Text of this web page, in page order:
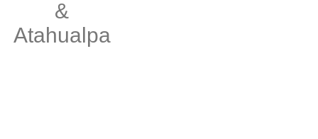
&
Atahualpa